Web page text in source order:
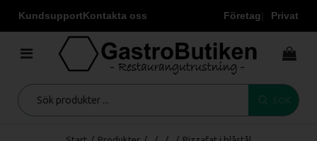
KundsupportKontakta oss Företag Privat